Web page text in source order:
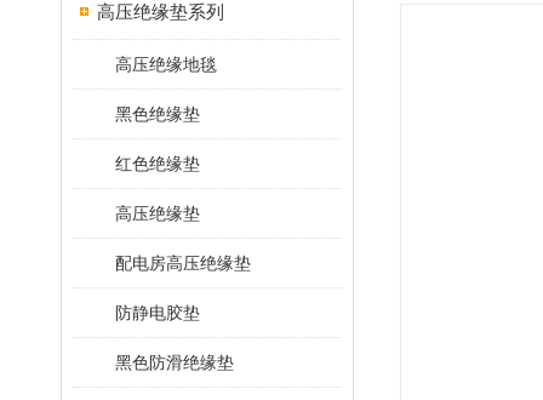
高压绝缘垫系列
高压绝缘地毯
黑色绝缘垫
红色绝缘垫
高压绝缘垫
配电房高压绝缘垫
防静电胶垫
黑色防滑绝缘垫